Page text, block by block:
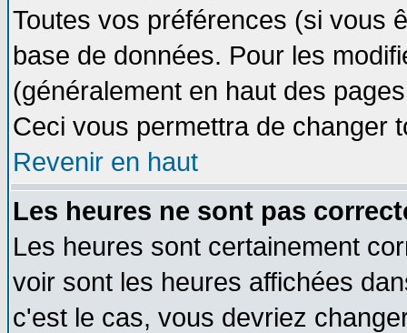
Toutes vos préférences (si vous
base de données. Pour les
(généralement en haut des
Ceci vous permettra de changer
Revenir en haut
Les heures ne sont pas
Les heures sont certainement
voir sont les heures affichées
c'est le cas, vous devriez